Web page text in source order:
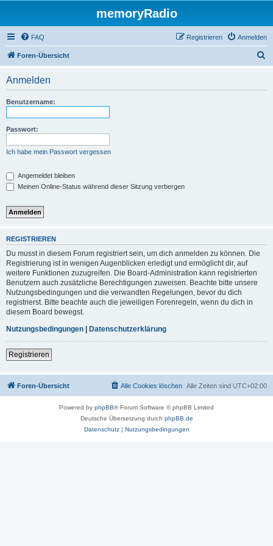
memoryRadio
FAQ Anmelden
Registrieren
Foren-Übersicht
Anmelden
Benutzername:
Passwort:
Ich habe mein Passwort vergessen
Angemeldet bleiben
Meinen Online-Status während dieser Sitzung verbergen
REGISTRIEREN
Du musst in diesem Forum registriert sein, um dich anmelden zu können. Die
Registrierung ist in wenigen Augenblicken erledigt und ermöglicht dir, auf
weitere Funktionen zuzugreifen. Die Board-Administration kann registrierten
Benutzern auch zusätzliche Berechtigungen zuweisen. Beachte bitte unsere
Nutzungsbedingungen und die verwandten Regelungen, bevor du dich
registrierst. Bitte beachte auch die jeweiligen Forenregeln, wenn du dich in
diesem Board bewegst.
Nutzungsbedingungen | Datenschutzerklärung
Registrieren
Foren-Übersicht Alle Zeiten sind UTC+02:00
Alle Cookies löschen
Powered by phpBB® Forum Software © phpBB Limited
Deutsche Übersetzung durch phpBB.de
Datenschutz| Nutzungsbedingungen